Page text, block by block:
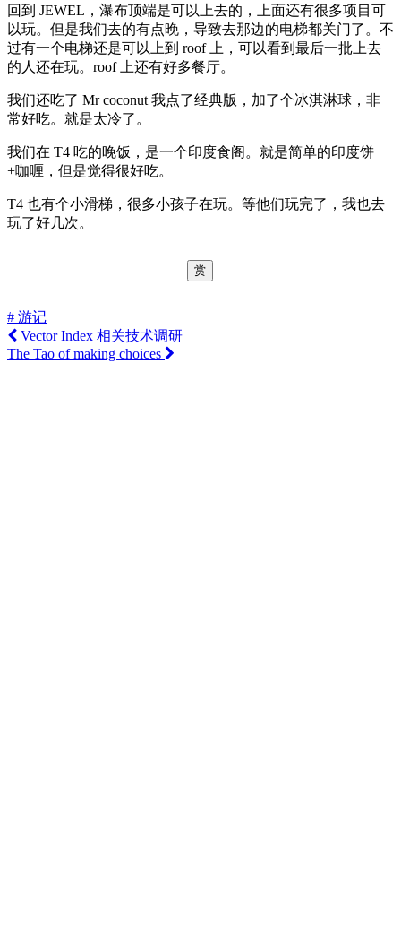
回到 JEWEL，瀑布顶端是可以上去的，上面还有很多项目可
以玩。但是我们去的有点晚，导致去那边的电梯都关门了。不
过有一个电梯还是可以上到 roof 上，可以看到最后一批上去
的人还在玩。roof 上还有好多餐厅。
我们还吃了 Mr coconut 我点了经典版，加了个冰淇淋球，非
常好吃。就是太冷了。
我们在 T4 吃的晚饭，是一个印度食阁。就是简单的印度饼
+咖喱，但是觉得很好吃。
T4 也有个小滑梯，很多小孩子在玩。等他们玩完了，我也去
玩了好几次。
赏
# 游记
Vector Index 相关技术调研
The Tao of making choices